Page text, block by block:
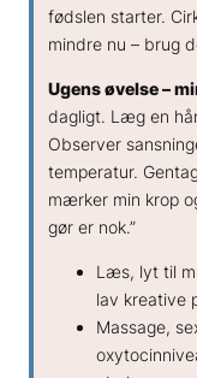
fødslen starter.
mindre nu – brug
Ugens øvelse –
dagligt. Læg en
Observer
temperatur.
mærker min krop
gør er nok.”
Læs, lyt til
lav kreative
Massage,